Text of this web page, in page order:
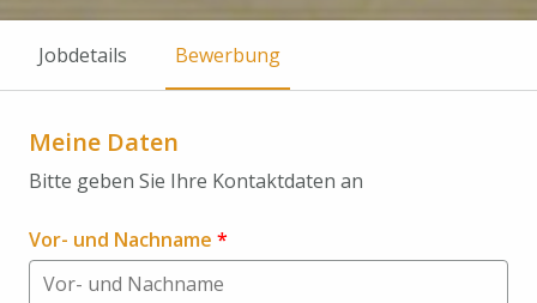
Jobdetails Bewerbung
Meine Daten
Bitte geben Sie Ihre Kontaktdaten an
Vor- und Nachname *